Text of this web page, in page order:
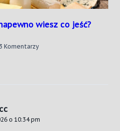
wiesz co jeść?
KomentarzyDo
Jeść?
o 10:34 pm